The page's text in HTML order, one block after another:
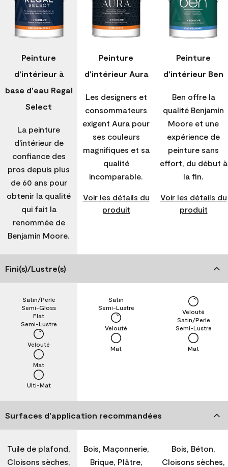
Peinture
d’intérieur à
base d'eau Regal
Select
La peinture
d'intérieur de
confiance des
pros depuis plus
de 60 ans pour
obtenir la qualité
qui fait la
renommée de
Benjamin Moore.
Peinture
d'intérieur Aura
Les designers et
consommateurs
exigent Aura pour
ses couleurs
magnifiques et sa
qualité
incomparable.
Voir les détails du
produit
Peinture
d'intérieur Ben
Ben offre la
qualité Benjamin
Moore et une
expérience de
peinture sans
effort, du début à
la fin.
Voir les détails du
produit
Fini(s)/Lustre(s)
Ulti-Mat
Mat
Velouté
Semi-Lustre
Flat
Semi-Gloss
Satin/Perle
Mat
Velouté
Semi-Lustre
Satin
Mat
Semi-Lustre
Satin/Perle
Velouté
Surfaces d’application recommandées
Tuile de plafond,
Cloisons sèches,
Bois, Maçonnerie,
Brique, Plâtre,
Bois, Béton,
Cloisons sèches,